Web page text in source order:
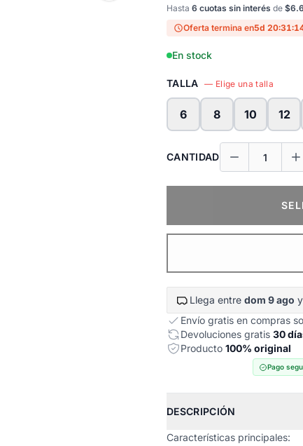
Hasta 6 cuotas sin interés de
Oferta termina en5d
En stock
TALLA — Elige una talla
6 8 10 12
CANTIDAD
Llega entre dom 9 ago y
Envío gratis en compras
Devoluciones gratis 30
Producto 100% original
Pago
DESCRIPCIÓN
Características principales: